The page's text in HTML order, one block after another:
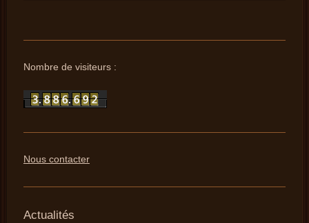
Nombre de visiteurs :
Nous contacter
Actualités